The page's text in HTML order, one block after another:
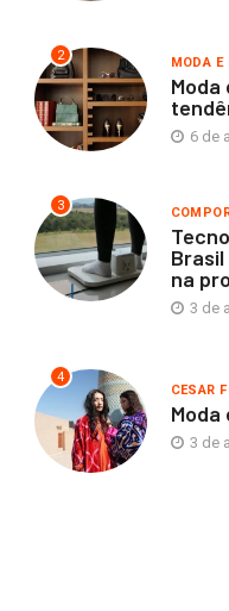
2 MODA E
Moda
6 de
3
na
3 de
4
CESAR
Moda
3 de